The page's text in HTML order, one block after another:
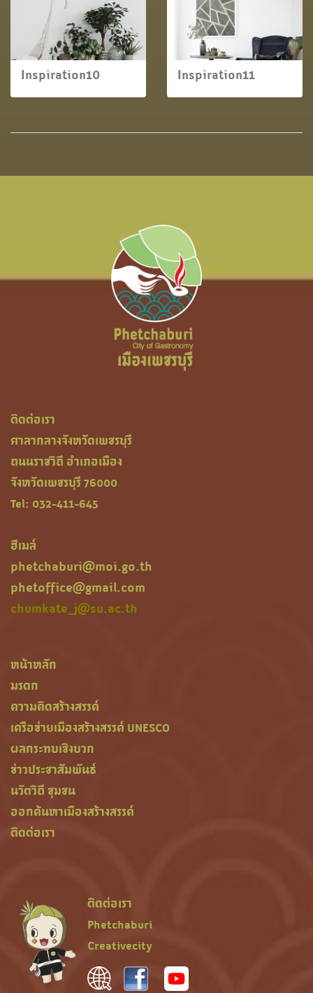
Inspiration10 Inspiration11
ติดต่อเรา
ศาลากลางจังหวัดเพชรบุรี
ถนนราชวิถี อำเภอเมือง
จังหวัดเพชรบุรี 76000
Tel: 032-411-645
ฮีเมล์
phetchaburi@moi.go.th
phetoffice@gmail.com
chumkate_j@su.ac.th
หน้าหลัก
มรดก
ความคิดสร้างสรรค์
เครือข่ายเมืองสร้างสรรค์ UNESCO
ผลกระทบเชิงบวก
ข่าวประชาสัมพันธ์
นวัตวิถี ชุมชน
ออกค้นหาเมืองสร้างสรรค์
ติดต่อเรา
ติดต่อเรา
Phetchaburi
Creativecity